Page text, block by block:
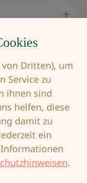
Dritten), um
Service zu
ihnen sind
helfen, diese
damit zu
ein
.